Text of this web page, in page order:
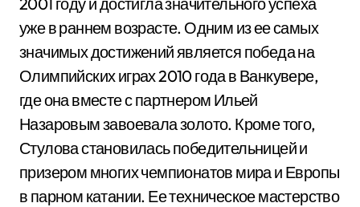
уже в раннем возрасте. Одним из ее самых
значимых достижений является победа на
Олимпийских играх 2010 года в Ванкувере,
где она вместе с партнером Ильей
Назаровым завоевала золото. Кроме того,
Стулова становилась победительницей и
призером многих чемпионатов мира и Европы
в парном катании. Ее техническое мастерство